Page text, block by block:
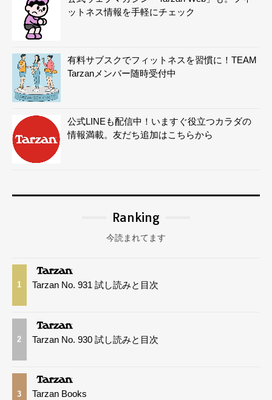
ットネス情報を手軽にチェック
有料サブスクでフィットネスを習慣に！TEAM
Tarzanメンバー随時受付中
公式LINEも配信中！いますぐ役立つカラダの
情報満載。友だち追加はこちらから
Ranking
今読まれてます
1 Tarzan No. 931 試し読みと目次
2 Tarzan No. 930 試し読みと目次
3 Tarzan Books